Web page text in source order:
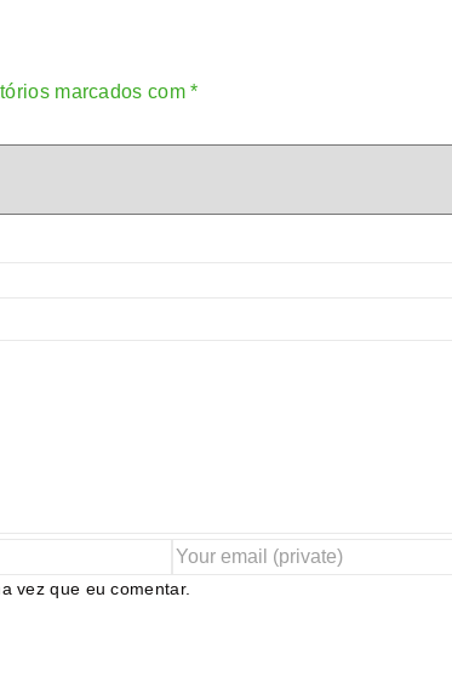
marcados com*
vez que eu comentar.